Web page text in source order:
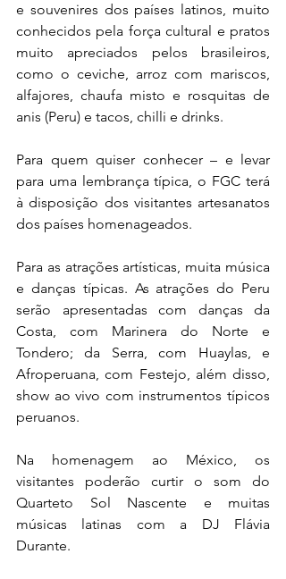
e souvenires dos países latinos, muito
conhecidos pela força cultural e pratos
muito apreciados pelos brasileiros,
como o ceviche, arroz com mariscos,
alfajores, chaufa misto e rosquitas de
anis (Peru) e tacos, chilli e drinks.
Para quem quiser conhecer – e levar
para uma lembrança típica, o FGC terá
à disposição dos visitantes artesanatos
dos países homenageados.
Para as atrações artísticas, muita música
e danças típicas. As atrações do Peru
serão apresentadas com danças da
Costa, com Marinera do Norte e
Tondero; da Serra, com Huaylas, e
Afroperuana, com Festejo, além disso,
show ao vivo com instrumentos típicos
peruanos.
Na homenagem ao México, os
visitantes poderão curtir o som do
Quarteto Sol Nascente e muitas
músicas latinas com a DJ Flávia
Durante.